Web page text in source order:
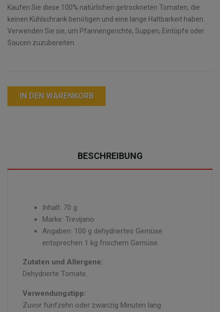
Kaufen Sie diese 100% natürlichen getrockneten Tomaten, die
keinen Kühlschrank benötigen und eine lange Haltbarkeit haben.
Verwenden Sie sie, um Pfannengerichte, Suppen, Eintöpfe oder
Saucen zuzubereiten.
IN DEN WARENKORB
BESCHREIBUNG
Inhalt: 70 g
Marke: Trevijano
Angaben: 100 g dehydriertes Gemüse
entsprechen 1 kg frischem Gemüse.
Zutaten und Allergene:
Dehydrierte Tomate.
Verwendungstipp:
Zuvor fünfzehn oder zwanzig Minuten lang